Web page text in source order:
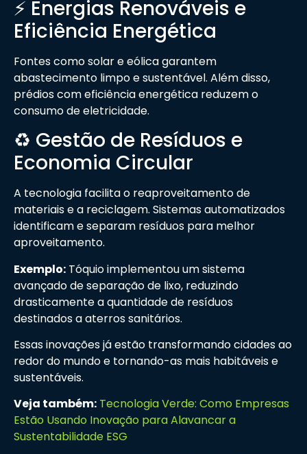
⚡ Energias Renováveis e
Eficiência Energética
Fontes como solar e eólica garantem
abastecimento limpo e sustentável. Além disso,
prédios com eficiência energética reduzem o
consumo de eletricidade.
♻️ Gestão de Resíduos e
Economia Circular
A tecnologia facilita o reaproveitamento de
materiais e a reciclagem. Sistemas automatizados
identificam e separam resíduos para melhor
aproveitamento.
Exemplo: Tóquio implementou um sistema
avançado de separação de lixo, reduzindo
drasticamente a quantidade de resíduos
destinados a aterros sanitários.
Essas inovações já estão transformando cidades ao
redor do mundo e tornando-as mais habitáveis e
sustentáveis.
Veja também: Tecnologia Verde: Como Empresas
Estão Usando Inovação para Alavancar a
Sustentabilidade ESG